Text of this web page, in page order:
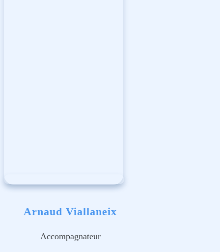
Arnaud Viallaneix
Accompagnateur